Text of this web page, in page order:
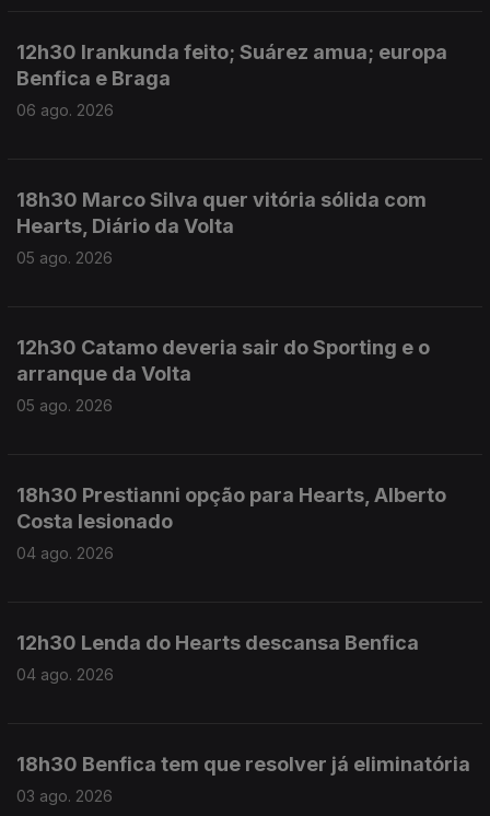
12h30 Irankunda feito; Suárez amua; europa
Benfica e Braga
06 ago. 2026
18h30 Marco Silva quer vitória sólida com
Hearts, Diário da Volta
05 ago. 2026
12h30 Catamo deveria sair do Sporting e o
arranque da Volta
05 ago. 2026
18h30 Prestianni opção para Hearts, Alberto
Costa lesionado
04 ago. 2026
12h30 Lenda do Hearts descansa Benfica
04 ago. 2026
18h30 Benfica tem que resolver já eliminatória
03 ago. 2026